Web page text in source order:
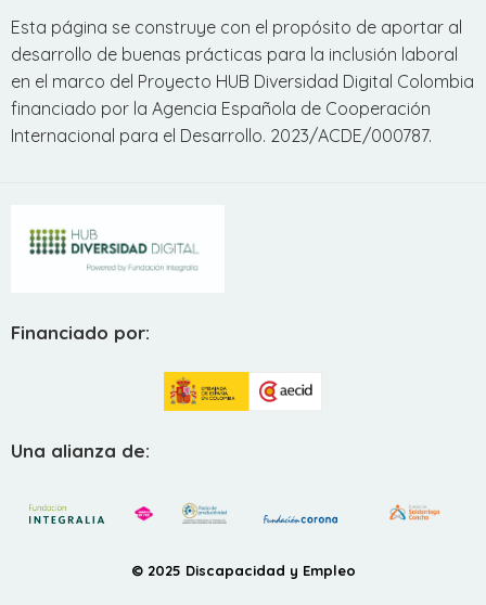
Esta página se construye con el propósito de aportar al
desarrollo de buenas prácticas para la inclusión laboral
en el marco del Proyecto HUB Diversidad Digital Colombia
financiado por la Agencia Española de Cooperación
Internacional para el Desarrollo. 2023/ACDE/000787.
Financiado por:
Una alianza de:
© 2025 Discapacidad y Empleo